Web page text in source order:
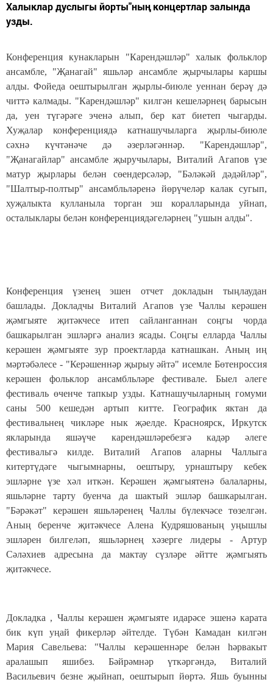
Халыклар дуслыгы йорты"ның концертлар залында
узды.
Конференция кунакларын "Карендәшләр" халык фольклор
ансамбле, "Җанагай" яшьләр ансамбле җырчылары каршы
алды. Фойеда оештырылган җырлы-биюле уеннан берәү дә
читтә калмады. "Карендәшләр" килгән кешеләрнең барысын
да, уен түгәрәге эченә алып, бер кат биетеп чыгарды.
Хуҗалар конференциядә катнашучыларга җырлы-биюле
сәхнә күчтәнәче дә әзерләгәннәр. "Карендәшләр",
"Җанагайлар" ансамбле җыручылары, Виталий Агапов үзе
матур җырлары белән сөендерсәләр, "Бәләкәй дәдәйләр",
"Шалтыр-полтыр" ансамбльләренә йөрүчеләр калак сугып,
хуҗалыкта кулланыла торган эш коралларында уйнап,
осталыклары белән конференциядәгеләрнең "ушын алды".
Конференция үзенең эшен отчет докладын тыңлаудан
башлады. Докладчы Виталий Агапов үзе Чаллы керәшен
җәмгыяте җитәкчесе итеп сайланганнан соңгы чорда
башкарылган эшләргә анализ ясады. Соңгы елларда Чаллы
керәшен җәмгыяте зур проектларда катнашкан. Аның иң
мәртәбәлесе - "Керәшеннәр җырыу әйтә" исемле Бөтенроссия
керәшен фольклор ансамбльләре фестивале. Быел әлеге
фестиваль өченче тапкыр узды. Катнашучыларның гомуми
саны 500 кешедән артып китте. Географик яктан да
фестивальнең чикләре нык җәелде. Красноярск, Иркутск
якларында яшәүче карендәшләребезгә кадәр әлеге
фестивальгә килде. Виталий Агапов аларны Чаллыга
китертүдәге чыгымнарны, оештыру, урнаштыру кебек
эшләрне үзе хәл иткән. Керәшен җәмгыятенә балаларны,
яшьләрне тарту буенча да шактый эшләр башкарылган.
"Бәрәкәт" керәшен яшьләренең Чаллы бүлекчәсе төзелгән.
Аның беренче җитәкчесе Алена Кудряшованың уңышлы
эшләрен билгеләп, яшьләрнең хәзерге лидеры - Артур
Сәләхиев адресына да мактау сүзләре әйтте җәмгыять
җитәкчесе.
Докладка , Чаллы керәшен җәмгыяте идарәсе эшенә карата
бик күп уңай фикерләр әйтелде. Түбән Камадан килгән
Мария Савельева: "Чаллы керәшеннәре белән һәрвакыт
аралашып яшибез. Бәйрәмнәр үткәргәндә, Виталий
Васильевич безне җыйнап, оештырып йөртә. Яшь буынны